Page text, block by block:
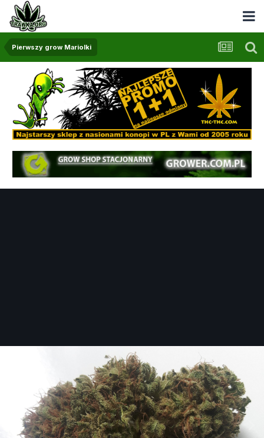
Pierwszy grow Mariolki